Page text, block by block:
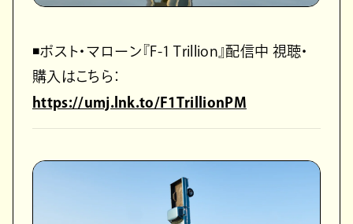
◾️ポスト・マローン『F-1 Trillion』配信中 視聴・
購入はこちら：
https://umj.lnk.to/F1TrillionPM